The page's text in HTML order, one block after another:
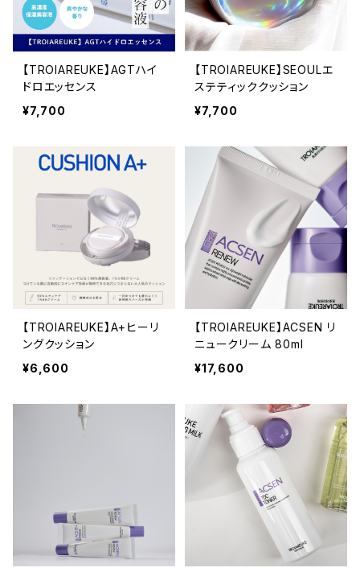
【TROIAREUKE】AGTハイ
ドロエッセンス
¥7,700
【TROIAREUKE】SEOULエ
ステティッククッション
¥7,700
【TROIAREUKE】A+ヒーリ
ングクッション
¥6,600
【TROIAREUKE】ACSEN リ
ニュークリーム 80ml
¥17,600